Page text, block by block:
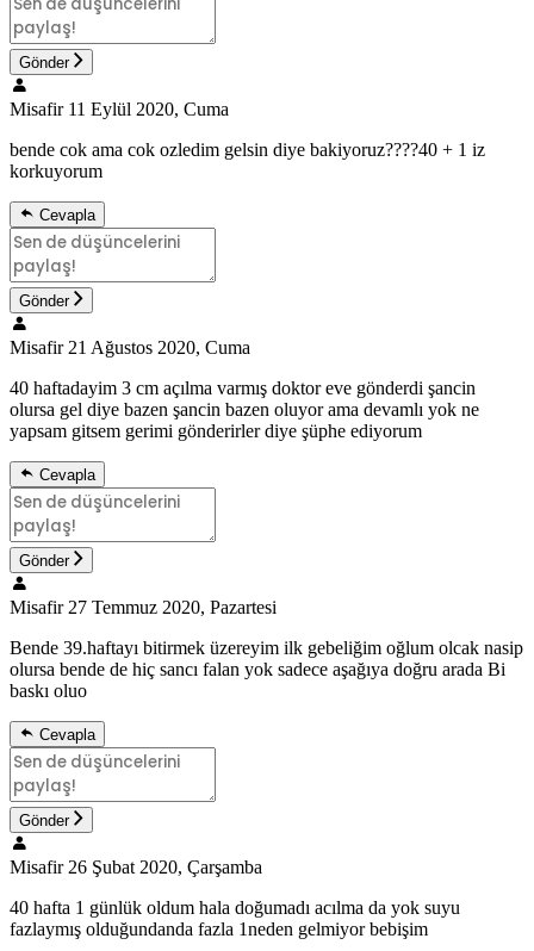
Gönder
Misafir 11 Eylül 2020, Cuma
bende cok ama cok ozledim gelsin diye bakiyoruz????40 + 1 iz
korkuyorum
Cevapla
Gönder
Misafir 21 Ağustos 2020, Cuma
40 haftadayim 3 cm açılma varmış doktor eve gönderdi şancin
olursa gel diye bazen şancin bazen oluyor ama devamlı yok ne
yapsam gitsem gerimi gönderirler diye şüphe ediyorum
Cevapla
Gönder
Misafir 27 Temmuz 2020, Pazartesi
Bende 39.haftayı bitirmek üzereyim ilk gebeliğim oğlum olcak nasip
olursa bende de hiç sancı falan yok sadece aşağıya doğru arada Bi
baskı oluo
Cevapla
Gönder
Misafir 26 Şubat 2020, Çarşamba
40 hafta 1 günlük oldum hala doğumadı acılma da yok suyu
fazlaymış olduğundanda fazla 1neden gelmiyor bebişim